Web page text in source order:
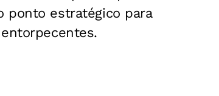
ponto estratégico para